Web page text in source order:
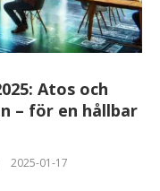
Atos och
– för en hållbar
2025-01-17